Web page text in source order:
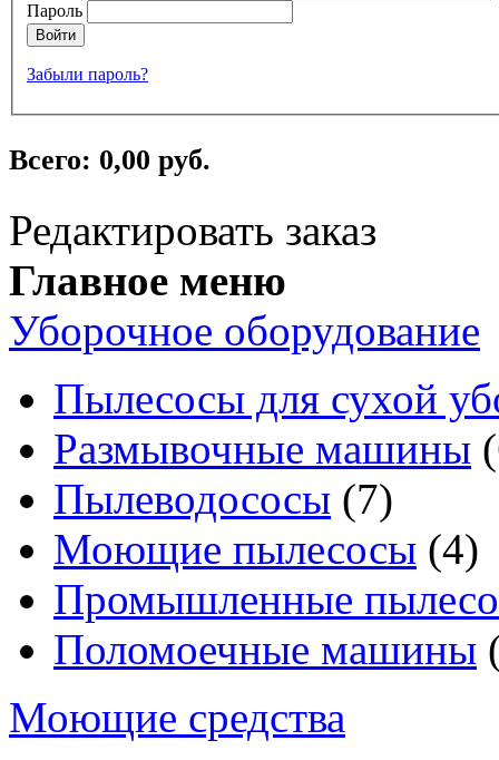
Пароль
Войти
Забыли пароль?
Всего: 0,00 руб.
Редактировать заказ
Главное меню
Уборочное оборудование
Пылесосы для сухой
Размывочные машины
Пылеводососы (7)
Моющие пылесосы (4)
Промышленные
Поломоечные машины
Моющие средства